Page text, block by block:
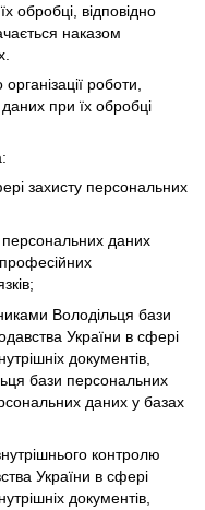
обробці, відповідно
наказом
роботи,
при їх обробці
захисту персональних
даних
професійних
Володільця бази
України в сфері
документів,
бази персональних
даних у базах
контролю
України в сфері
документів,